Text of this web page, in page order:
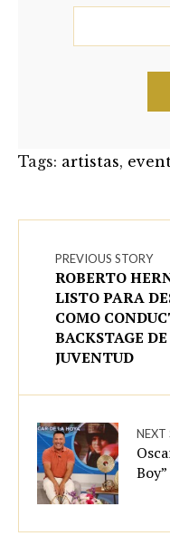
Tags: artistas,
PREVIOUS STORY
ROBERTO
LISTO PARA
COMO
BACKSTAGE
JUVENTUD
NEXT